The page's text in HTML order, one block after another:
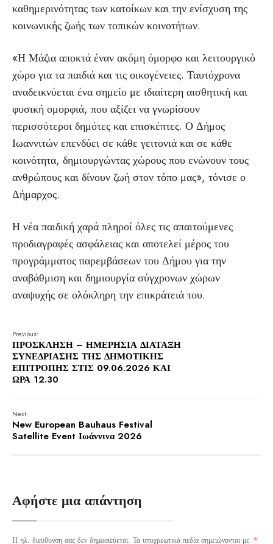
καθημερινότητας των κατοίκων και την ενίσχυση της
κοινωνικής ζωής των τοπικών κοινοτήτων.
«Η Μάζια αποκτά έναν ακόμη όμορφο και λειτουργικό
χώρο για τα παιδιά και τις οικογένειες. Ταυτόχρονα
αναδεικνύεται ένα σημείο με ιδιαίτερη αισθητική και
φυσική ομορφιά, που αξίζει να γνωρίσουν
περισσότεροι δημότες και επισκέπτες. Ο Δήμος
Ιωαννιτών επενδύει σε κάθε γειτονιά και σε κάθε
κοινότητα, δημιουργώντας χώρους που ενώνουν τους
ανθρώπους και δίνουν ζωή στον τόπο μας», τόνισε ο
Δήμαρχος.
Η νέα παιδική χαρά πληροί όλες τις απαιτούμενες
προδιαγραφές ασφάλειας και αποτελεί μέρος του
προγράμματος παρεμβάσεων του Δήμου για την
αναβάθμιση και δημιουργία σύγχρονων χώρων
αναψυχής σε ολόκληρη την επικράτειά του.
Previous:
ΠΡΟΣΚΛΗΣΗ – ΗΜΕΡΗΣΙΑ ΔΙΑΤΑΞΗ
ΣΥΝΕΔΡΙΑΣΗΣ ΤΗΣ ΔΗΜΟΤΙΚΗΣ
ΕΠΙΤΡΟΠΗΣ ΣΤΙΣ 09.06.2026 ΚΑΙ
ΩΡΑ 12.30
Next:
New European Bauhaus Festival
Satellite Event Ιωάννινα 2026
Αφήστε μια απάντηση
Η ηλ. διεύθυνση σας δεν δημοσιεύεται. Τα υποχρεωτικά πεδία σημειώνονται με *